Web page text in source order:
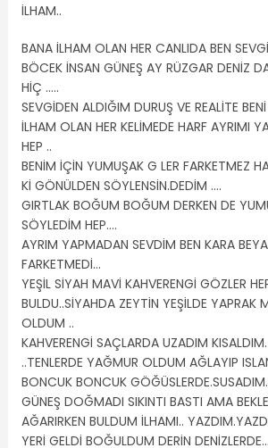
İLHAM..
BANA İLHAM OLAN HER CANLIDA BEN
BÖCEK İNSAN GÜNEŞ AY RÜZGAR DENİZ
HİÇ …..
SEVGİDEN ALDIĞIM DURUŞ VE REALİTE
İLHAM OLAN HER KELİMEDE HARF AYRIMI
HEP ..
BENİM İÇİN YUMUŞAK G LER FARKETMEZ
Kİ GÖNÜLDEN SÖYLENSİN.DEDİM ….
GIRTLAK BOĞUM BOĞUM DERKEN DE
SÖYLEDİM HEP….
AYRIM YAPMADAN SEVDİM BEN KARA
FARKETMEDİ…
YEŞİL SİYAH MAVİ KAHVERENGİ GÖZLER
BULDU..SİYAHDA ZEYTİN YEŞİLDE YAPRAK
OLDUM ..
KAHVERENGİ SAÇLARDA UZADIM KISALDIM.
..TENLERDE YAĞMUR OLDUM AĞLAYIP
BONCUK BONCUK
GÜNEŞ DOĞMADI SIKINTI BASTI AMA
AĞARIRKEN BULDUM İLHAMI..
YERİ GELDİ BOĞULDUM DERİN